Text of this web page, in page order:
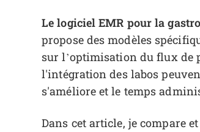
Le logiciel EMR pour la
propose des modèles
sur l’optimisation du flux de
l'intégration des labos
s'améliore et le temps
Dans cet article, je compare